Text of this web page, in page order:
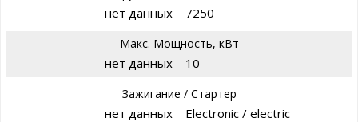
нет данных 7250
Макс. Мощность, кВт
нет данных 10
Зажигание / Стартер
нет данных Electronic / electric